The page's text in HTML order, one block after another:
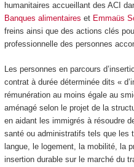
humanitaires accueillant des ACI
Banques alimentaires et Emmaüs
freins ainsi que des actions clés
professionnelle des personnes
Les personnes en parcours
contrat à durée déterminée dits «
rémunération au moins égale au
aménagé selon le projet de la
en aidant les immigrés à résoudre
santé ou administratifs tels que les
langue, le logement, la mobilité, la
insertion durable sur le marché du